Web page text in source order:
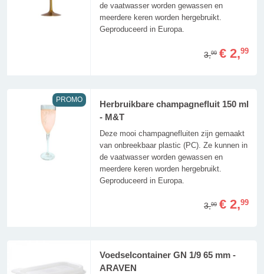
de vaatwasser worden gewassen en
meerdere keren worden hergebruikt.
Geproduceerd in Europa.
3,99 € 2,99
PROMO
Herbruikbare champagnefluit 150 ml
- M&T
Deze mooi champagnefluiten zijn gemaakt
van onbreekbaar plastic (PC). Ze kunnen in
de vaatwasser worden gewassen en
meerdere keren worden hergebruikt.
Geproduceerd in Europa.
3,99 € 2,99
Voedselcontainer GN 1/9 65 mm -
ARAVEN